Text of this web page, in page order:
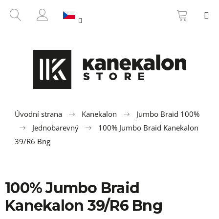
HLEDAT
PŘIHLÁŠENÍ
KOŠÍK
Úvodní strana Kanekalon
Jumbo Braid 100%
Jednobarevný
100% Jumbo Braid Kanekalon
39/R6 Bng
100% Jumbo Braid
Kanekalon 39/R6 Bng
ZPĚT
ZPĚT
b
e
t
e